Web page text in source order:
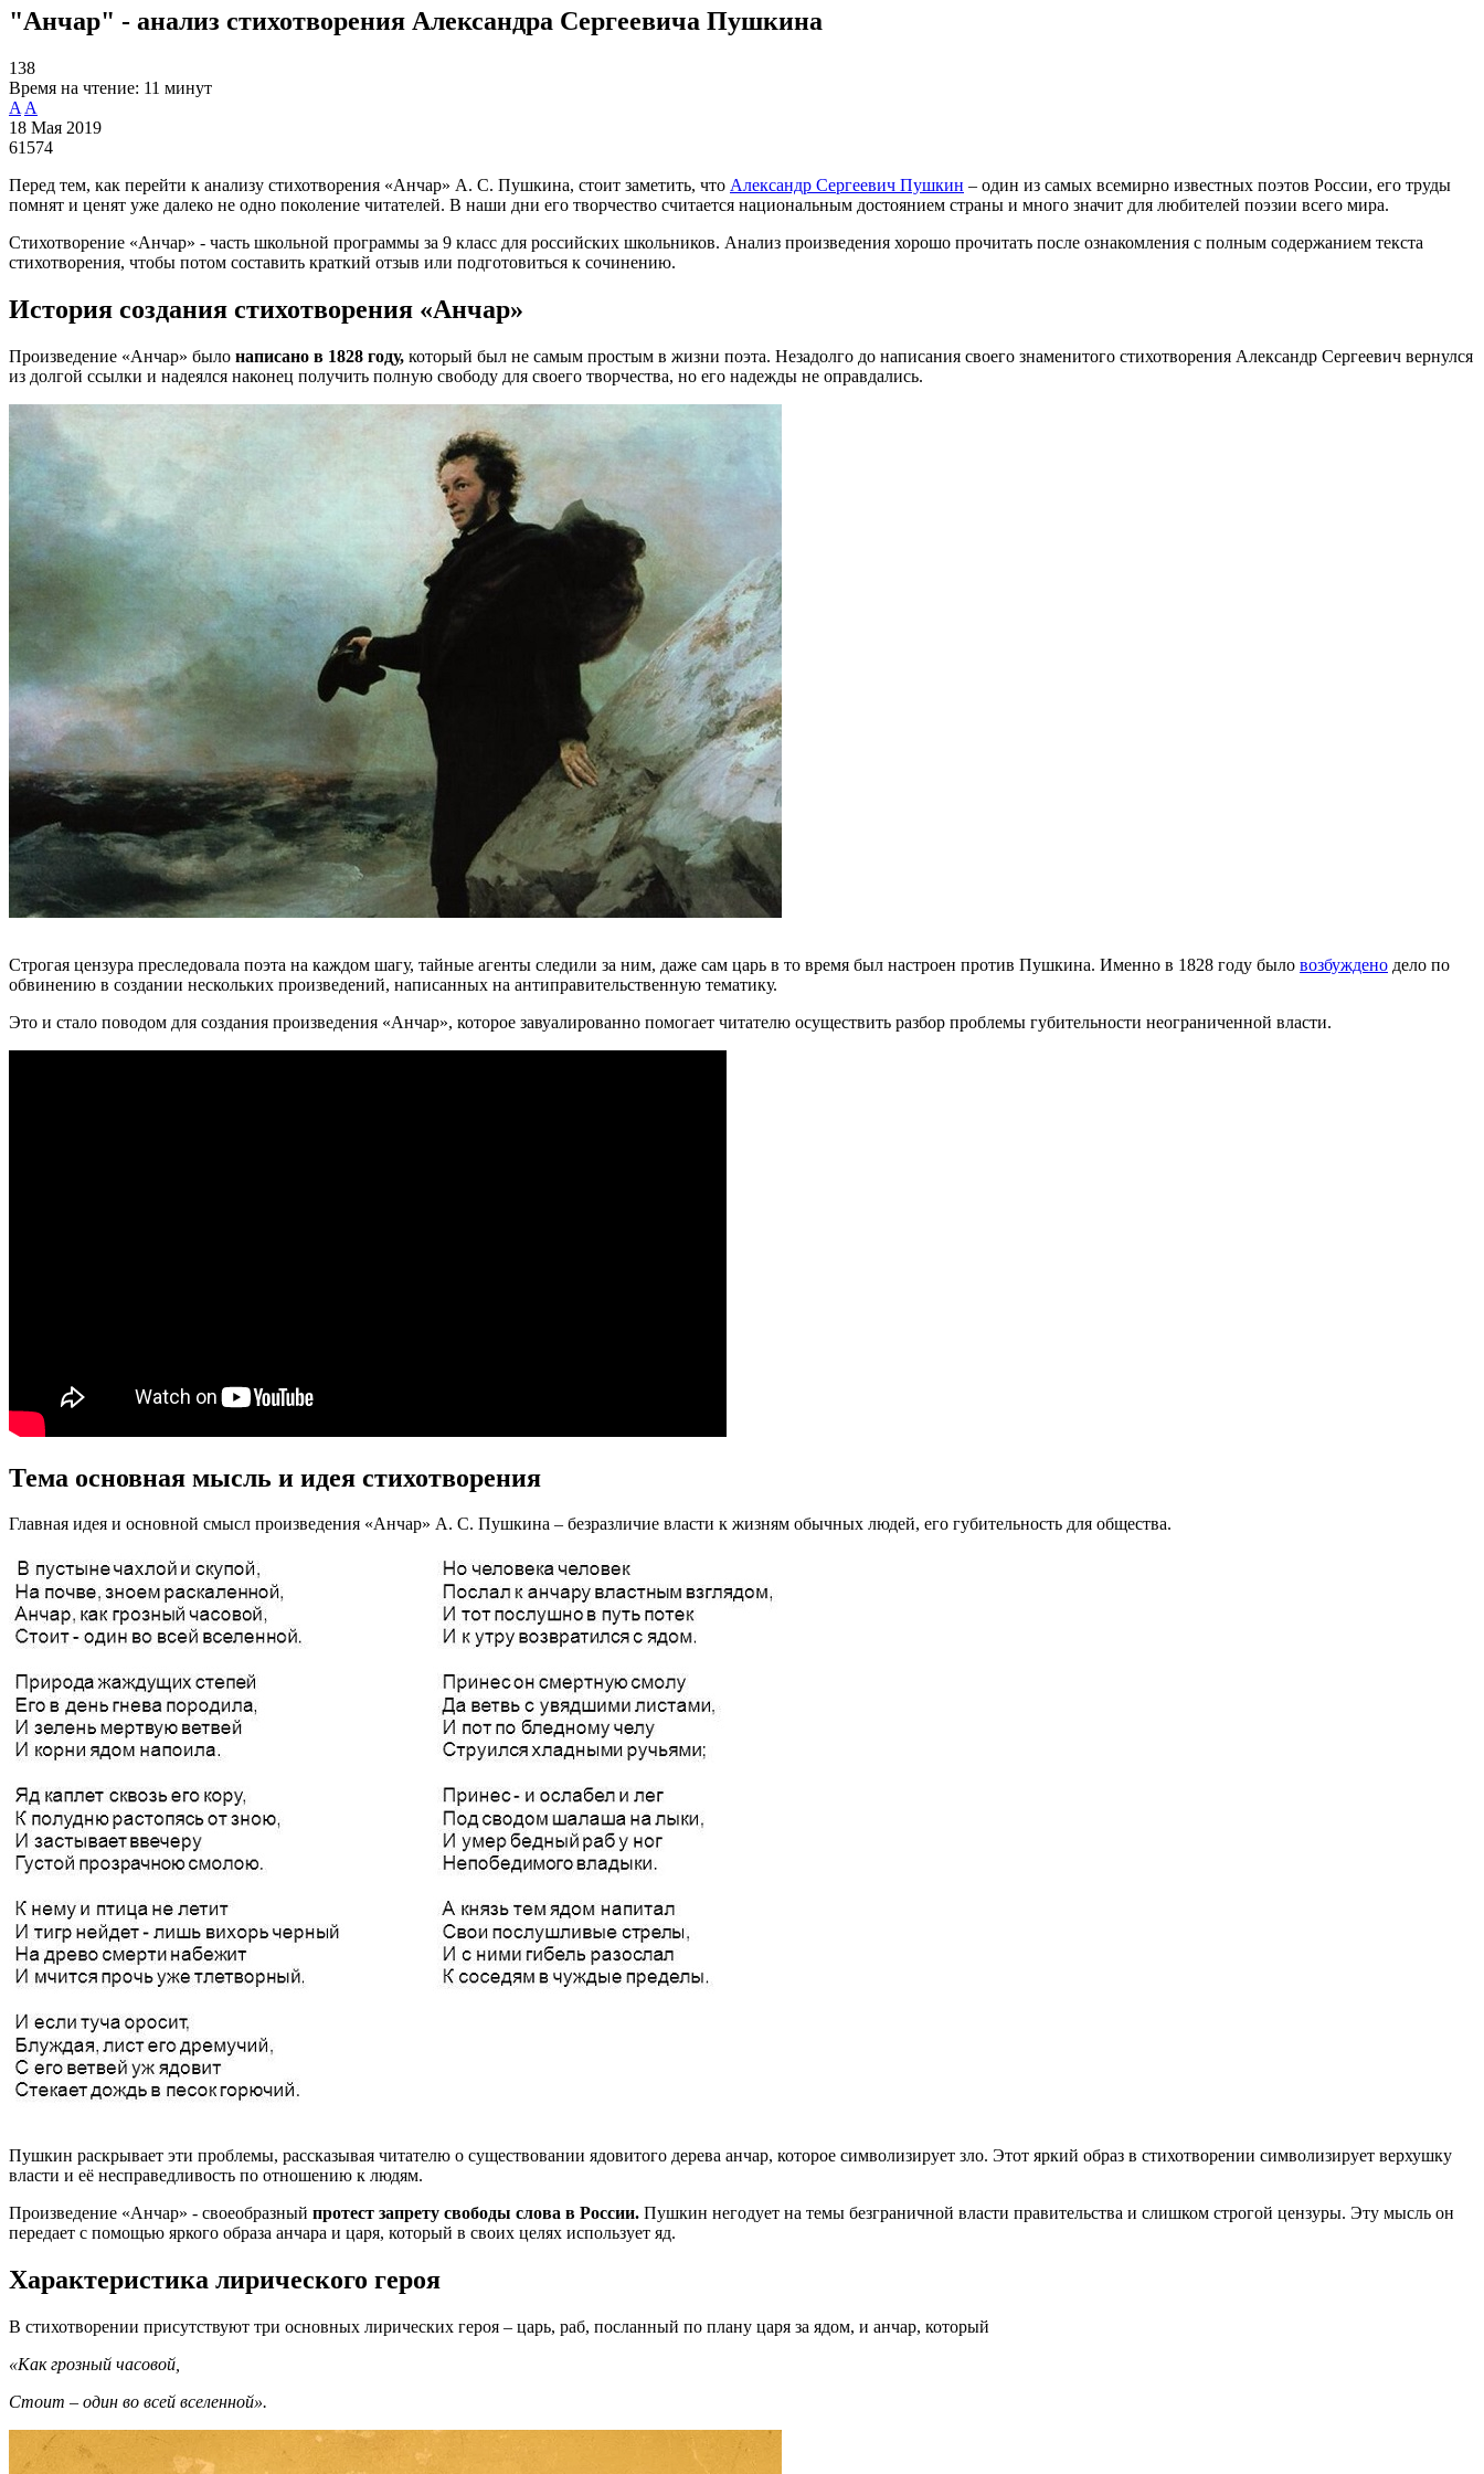
"Анчар" - анализ стихотворения Александра Сергеевича Пушкина
138
Время на чтение: 11 минут
A A
18 Мая 2019
61574
Перед тем, как перейти к анализу стихотворения «Анчар» А. С. Пушкина, стоит заметить, что Александр Сергеевич Пушкин – один из самых всемирно известных поэтов России, его труды
помнят и ценят уже далеко не одно поколение читателей. В наши дни его творчество считается национальным достоянием страны и много значит для любителей поэзии всего мира.
Стихотворение «Анчар» - часть школьной программы за 9 класс для российских школьников. Анализ произведения хорошо прочитать после ознакомления с полным содержанием текста
стихотворения, чтобы потом составить краткий отзыв или подготовиться к сочинению.
История создания стихотворения «Анчар»
Произведение «Анчар» было написано в 1828 году, который был не самым простым в жизни поэта. Незадолго до написания своего знаменитого стихотворения Александр Сергеевич вернулся
из долгой ссылки и надеялся наконец получить полную свободу для своего творчества, но его надежды не оправдались.
Строгая цензура преследовала поэта на каждом шагу, тайные агенты следили за ним, даже сам царь в то время был настроен против Пушкина. Именно в 1828 году было возбуждено дело по
обвинению в создании нескольких произведений, написанных на антиправительственную тематику.
Это и стало поводом для создания произведения «Анчар», которое завуалированно помогает читателю осуществить разбор проблемы губительности неограниченной власти.
Тема основная мысль и идея стихотворения
Главная идея и основной смысл произведения «Анчар» А. С. Пушкина – безразличие власти к жизням обычных людей, его губительность для общества.
Пушкин раскрывает эти проблемы, рассказывая читателю о существовании ядовитого дерева анчар, которое символизирует зло. Этот яркий образ в стихотворении символизирует верхушку
власти и её несправедливость по отношению к людям.
Произведение «Анчар» - своеобразный протест запрету свободы слова в России. Пушкин негодует на темы безграничной власти правительства и слишком строгой цензуры. Эту мысль он
передает с помощью яркого образа анчара и царя, который в своих целях использует яд.
Характеристика лирического героя
В стихотворении присутствуют три основных лирических героя – царь, раб, посланный по плану царя за ядом, и анчар, который
«Как грозный часовой,
Стоит – один во всей вселенной».